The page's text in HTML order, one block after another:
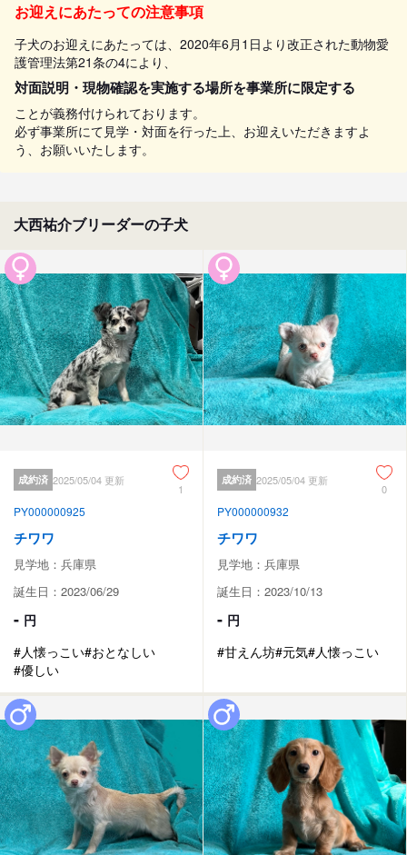
お迎えにあたっての注意事項
子犬のお迎えにあたっては、2020年6月1日より改正された動物愛
護管理法第21条の4により、
対面説明・現物確認を実施する場所を事業所に限定する
ことが義務付けられております。
必ず事業所にて見学・対面を行った上、お迎えいただきますよ
う、お願いいたします。
大西祐介ブリーダーの子犬
成約済 2025/05/04 更新
1
PY000000925
チワワ
見学地：兵庫県
誕生日：2023/06/29
- 円
#人懐っこい#おとなしい
#優しい
成約済 2025/05/04 更新
0
PY000000932
チワワ
見学地：兵庫県
誕生日：2023/10/13
- 円
#甘えん坊#元気#人懐っこい